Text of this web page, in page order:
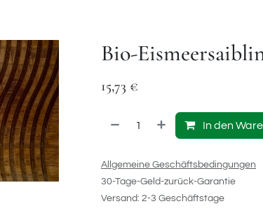
Bio-
15,73 €
In den
Allgemeine Geschäftsbedingungen
30-Tage-Geld-zurück-Garantie
Versand: 2-3 Geschäftstage